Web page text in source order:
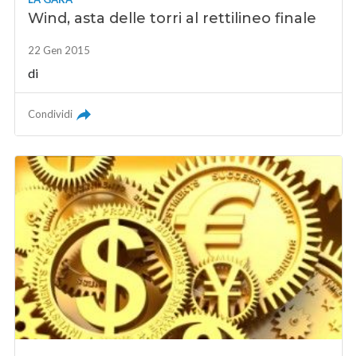
Wind, asta delle torri al rettilineo finale
22 Gen 2015
di
Condividi